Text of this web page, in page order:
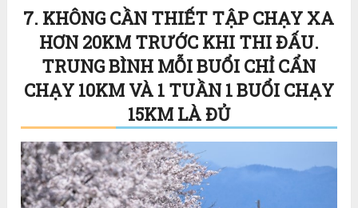
7. KHÔNG CẦN THIẾT TẬP CHẠY XA
HƠN 20KM TRƯỚC KHI THI ĐẤU.
TRUNG BÌNH MỖI BUỔI CHỈ CẨN
CHẠY 10KM VÀ 1 TUẦN 1 BUỔI CHẠY
15KM LÀ ĐỦ